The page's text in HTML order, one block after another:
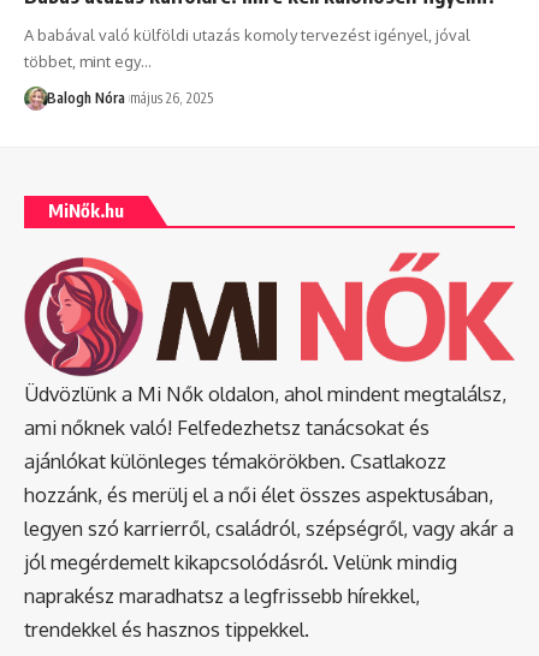
A babával való külföldi utazás komoly tervezést igényel, jóval
többet, mint egy…
Balogh Nóra május 26, 2025
MiNők.hu
Üdvözlünk a Mi Nők oldalon, ahol mindent megtalálsz,
ami nőknek való! Felfedezhetsz tanácsokat és
ajánlókat különleges témakörökben. Csatlakozz
hozzánk, és merülj el a női élet összes aspektusában,
legyen szó karrierről, családról, szépségről, vagy akár a
jól megérdemelt kikapcsolódásról. Velünk mindig
naprakész maradhatsz a legfrissebb hírekkel,
trendekkel és hasznos tippekkel.